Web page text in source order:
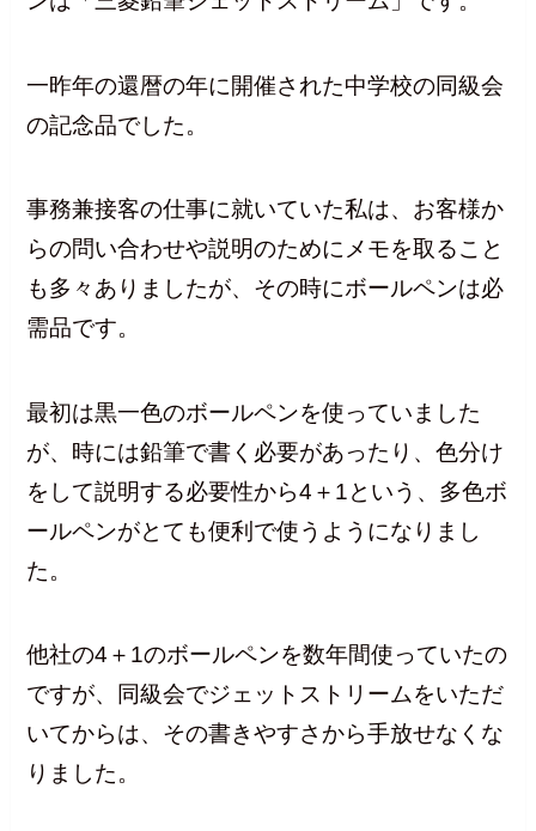
一昨年の還暦の年に開催された中学校の同級会
の記念品でした。
事務兼接客の仕事に就いていた私は、お客様か
らの問い合わせや説明のためにメモを取ること
も多々ありましたが、その時にボールペンは必
需品です。
最初は黒一色のボールペンを使っていました
が、時には鉛筆で書く必要があったり、色分け
をして説明する必要性から4＋1という、多色ボ
ールペンがとても便利で使うようになりまし
た。
他社の4＋1のボールペンを数年間使っていたの
ですが、同級会でジェットストリームをいただ
いてからは、その書きやすさから手放せなくな
りました。